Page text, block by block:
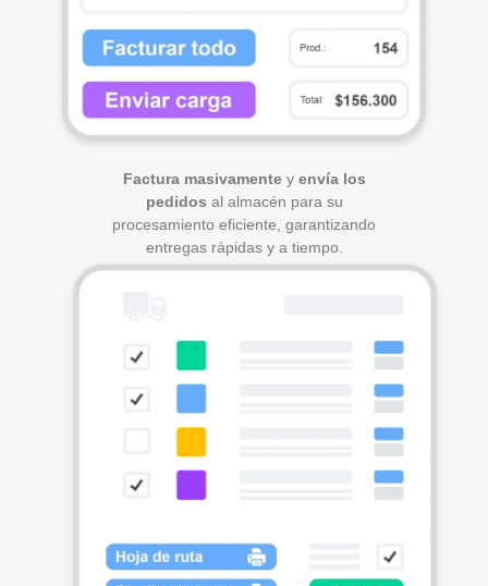
Factura masivamentey envía los
pedidos al almacén para su
procesamiento eficiente, garantizando
entregas rápidas y a tiempo.